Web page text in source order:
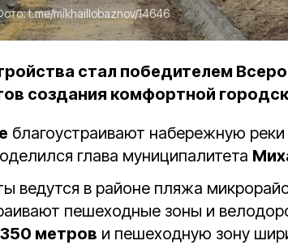
t.me/mikhaillobaznov/14646
стал победителем
создания комфортной
благоустраивают набережную
глава муниципалитета
ведутся в районе пляжа
пешеходные зоны и
350 метров и пешеходную зону